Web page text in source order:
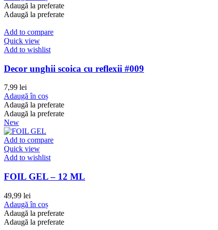
Adaugă la preferate
Adaugă la preferate
Add to compare
Quick view
Add to wishlist
Decor unghii scoica cu reflexii #009
7,99 lei
Adaugă în coș
Adaugă la preferate
Adaugă la preferate
New
Add to compare
Quick view
Add to wishlist
FOIL GEL – 12 ML
49,99 lei
Adaugă în coș
Adaugă la preferate
Adaugă la preferate